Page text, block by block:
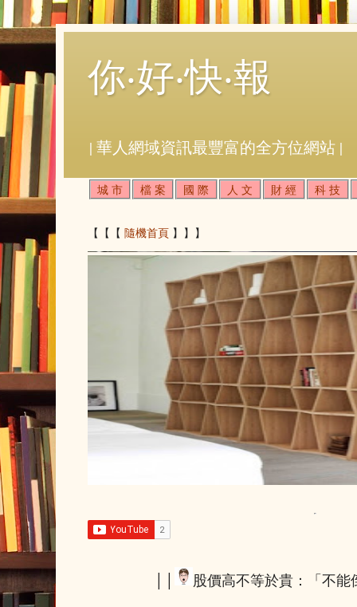
你‧好‧快‧報
| 華人網域資訊最豐富的全方位網站 |
城 市 檔 案 國 際 人 文 財 經 科 技
【【【 隨機首頁 】】】
股價高不等於貴：「不能